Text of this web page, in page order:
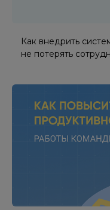
Как внедрить
не потерять